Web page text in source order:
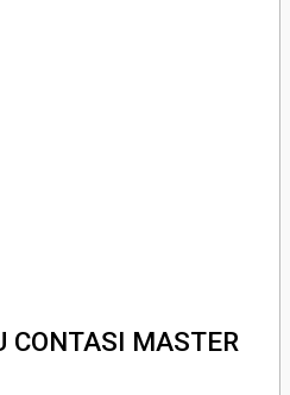
CONTASI MASTER